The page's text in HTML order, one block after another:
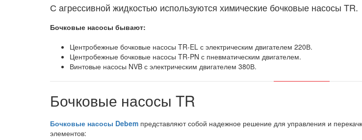
С агрессивной жидкостью используются химические бочковые насосы TR.
Бочковые насосы бывают:
Центробежные бочковые насосы TR-EL с электрическим двигателем 220В.
Центробежные бочковые насосы TR-PN с пневматическим двигателем.
Винтовые насосы NVB с электрическим двигателем 380В.
Бочковые насосы TR
Бочковые насосы Debem представляют собой надежное решение для управления и
элементов: